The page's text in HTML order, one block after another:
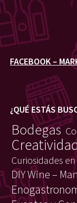
FACEBOOK –
¿QUÉ ESTÁS
Bodegas
Curiosidades
DIY Wine –